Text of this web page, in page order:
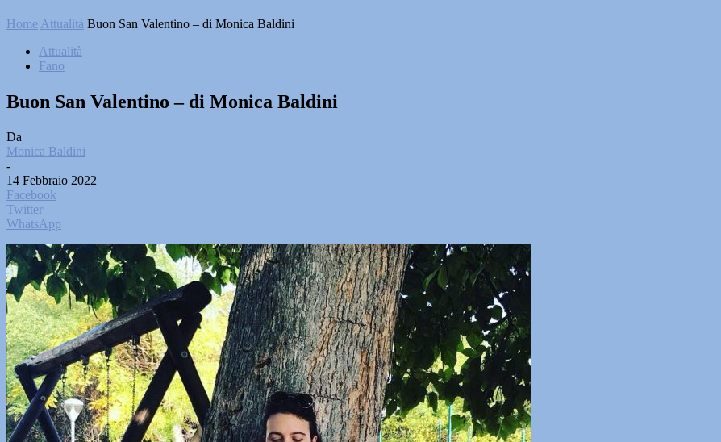
Home Attualità Buon San Valentino – di Monica Baldini
Attualità
Fano
Buon San Valentino – di Monica Baldini
Da
Monica Baldini
-
14 Febbraio 2022
Facebook
Twitter
WhatsApp